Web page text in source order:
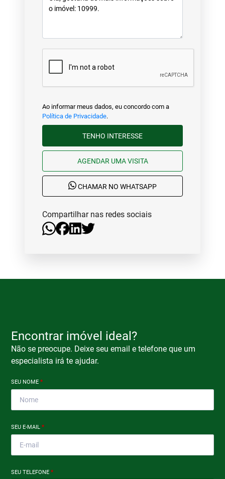
Ao informar meus dados, eu concordo com a
Política de Privacidade.
TENHO INTERESSE
AGENDAR UMA VISITA
CHAMAR NO WHATSAPP
Compartilhar nas redes sociais
Encontrar imóvel ideal?
Não se preocupe. Deixe seu email e telefone que um
especialista irá te ajudar.
SEU NOME*
SEU E-MAIL*
SEU TELEFONE*